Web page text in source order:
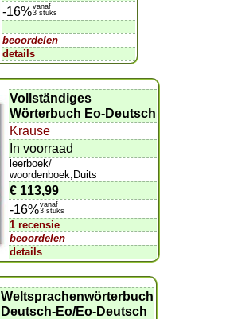
-16%vanaf
3 stuks
beoordelen
details
Vollständiges
Wörterbuch Eo-Deutsch
Krause
In voorraad
leerboek/
woordenboek,Duits
€ 113,99
-16%vanaf
3 stuks
1 recensie
beoordelen
details
Weltsprachenwörterbuch
Deutsch-Eo/Eo-Deutsch